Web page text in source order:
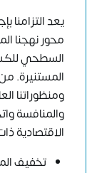
يعد التزامنا
محور نهجنا
السطحي
المستنيرة.
ومنظوراتنا
والمنافسة
الاقتصادية
تخفيف